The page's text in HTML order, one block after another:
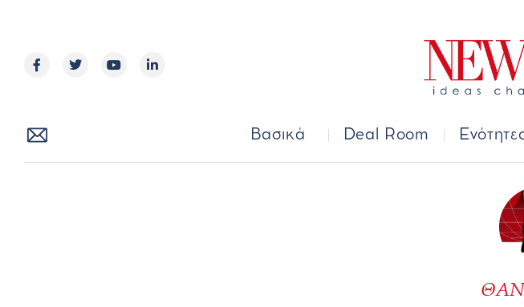
Βασικά Deal Room